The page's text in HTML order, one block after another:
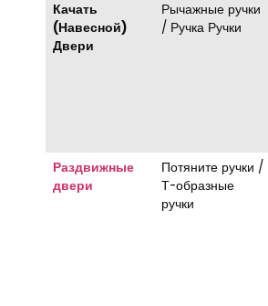
Качать
(Навесной)
Двери
Рычажные ручки
/ Ручка Ручки
Раздвижные
двери
Потяните ручки /
Т-образные
ручки